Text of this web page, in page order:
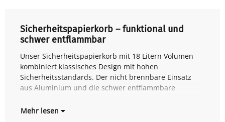
Sicherheitspapierkorb – funktional und
schwer entflammbar
Unser Sicherheitspapierkorb mit 18 Litern Volumen
kombiniert klassisches Design mit hohen
Sicherheitsstandards. Der nicht brennbare Einsatz
aus Aluminium und die schwer entflammbare
Konstruktion machen ihn zur idealen Lösung für
Mehr lesen